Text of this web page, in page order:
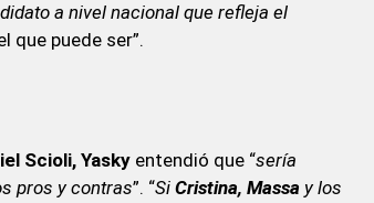
a nivel nacional que refleja el
que puede ser”.
Scioli, Yasky entendió que “sería
pros y contras”. “Si Cristina, Massa y los